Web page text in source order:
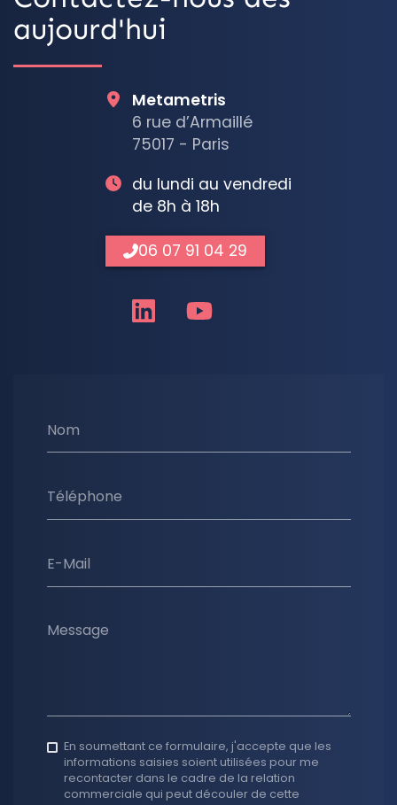
aujourd'hui
Nom
Téléphone
E-Mail
Message
En soumettant ce formulaire, j'accepte que les
informations saisies soient utilisées pour me
recontacter dans le cadre de la relation
commerciale qui peut découler de cette
Metametris
6 rue d’Armaillé
75017 - Paris
du lundi au vendredi
de 8h à 18h
06 07 91 04 29